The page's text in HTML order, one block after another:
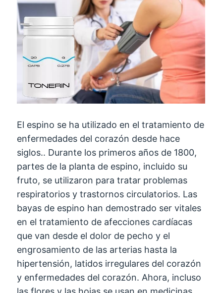
El espino se ha utilizado en el tratamiento de
enfermedades del corazón desde hace
siglos.. Durante los primeros años de 1800,
partes de la planta de espino, incluido su
fruto, se utilizaron para tratar problemas
respiratorios y trastornos circulatorios. Las
bayas de espino han demostrado ser vitales
en el tratamiento de afecciones cardíacas
que van desde el dolor de pecho y el
engrosamiento de las arterias hasta la
hipertensión, latidos irregulares del corazón
y enfermedades del corazón. Ahora, incluso